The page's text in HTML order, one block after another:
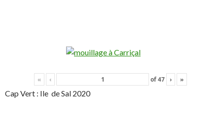
« ‹ of47 › »
Cap Vert : Ile de Sal 2020